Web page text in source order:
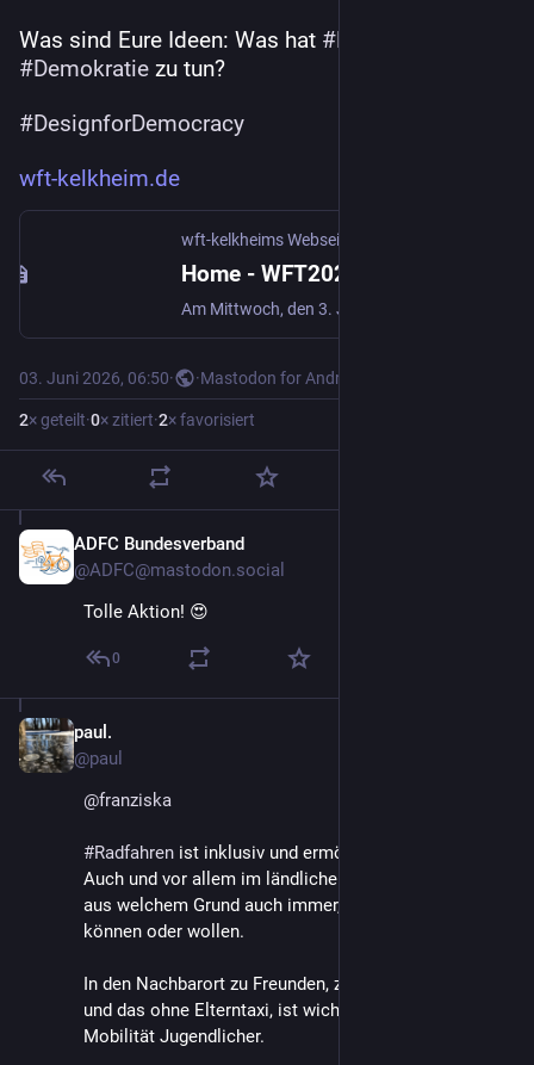
Was sind Eure Ideen: Was hat #Radfahren
#Demokratie zu tun?
#DesignforDemocracy
wft-kelkheim.de
wft-kelkheims Webseite!
Home - WFT2025
03. Juni 2026, 06:50· ·Mastodon for Android
2× geteilt·0× zitiert·2× favorisiert
ADFC Bundesverband
@ADFC@mastodon.social
Tolle Aktion! 😍
0
paul.
@paul
@franziska
#Radfahren ist inklusiv und ermöglicht Teilhabe.
Auch und vor allem im ländlichen Raum, für alle die,
aus welchem Grund auch immer, nicht Autofahren
können oder wollen.
In den Nachbarort zu Freunden, zum Sport, ins Kino
und das ohne Elterntaxi, ist wichtig für eigenständige
Mobilität Jugendlicher.